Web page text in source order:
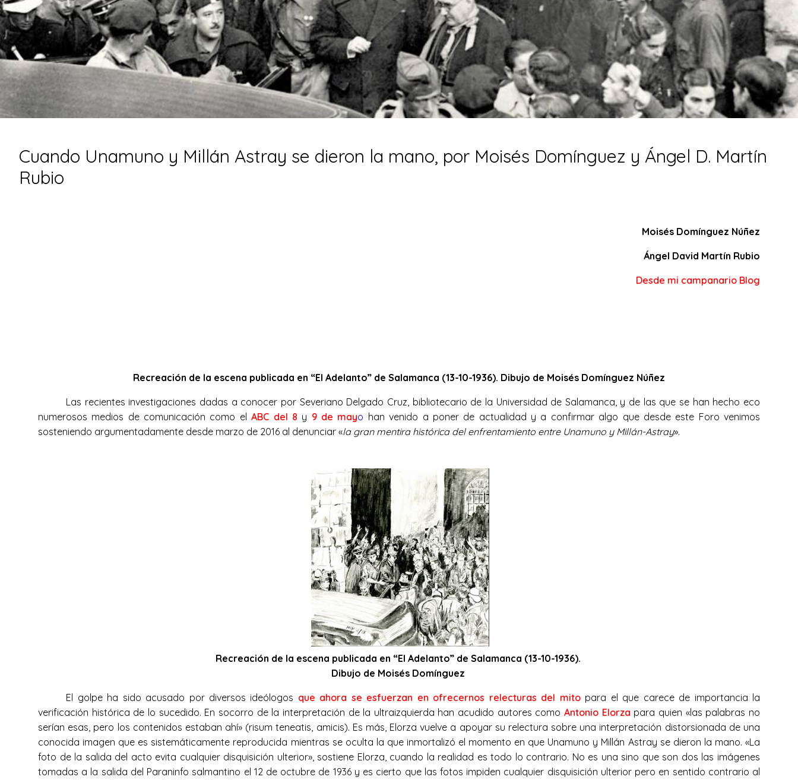
Cuando Unamuno y Millán Astray se dieron la mano, por Moisés Domínguez y Ángel D. Martín
Rubio
Moisés Domínguez Núñez
Ángel David Martín Rubio
Desde mi campanario Blog
Recreación de la escena publicada en “El Adelanto” de Salamanca (13-10-1936). Dibujo de Moisés Domínguez Núñez
Las recientes investigaciones dadas a conocer por Severiano Delgado Cruz, bibliotecario de la Universidad de Salamanca, y de las que se han hecho eco
numerosos medios de comunicación como elABC del 8 y 9 de mayo han venido a poner de actualidad y a confirmar algo que desde este Foro venimos
sosteniendo argumentadamente desde marzo de 2016 al denunciar «la gran mentira histórica del enfrentamiento entre Unamuno y Millán-Astray».
Recreación de la escena publicada en “El Adelanto” de Salamanca (13-10-1936).
Dibujo de Moisés Domínguez
El golpe ha sido acusado por diversos ideólogos que ahora se esfuerzan en ofrecernos relecturas del mitopara el que carece de importancia la
verificación histórica de lo sucedido. En socorro de la interpretación de la ultraizquierda han acudido autores comoAntonio Elorza para quien «las palabras no
serían esas, pero los contenidos estaban ahí» (risum teneatis, amicis). Es más, Elorza vuelve a apoyar su relectura sobre una interpretación distorsionada de una
conocida imagen que es sistemáticamente reproducida mientras se oculta la que inmortalizó el momento en que Unamuno y Millán Astray se dieron la mano. «La
foto de la salida del acto evita cualquier disquisición ulterior», sostiene Elorza, cuando la realidad es todo lo contrario. No es una sino que son dos las imágenes
tomadas a la salida del Paraninfo salmantino el 12 de octubre de 1936 y es cierto que las fotos impiden cualquier disquisición ulterior pero en sentido contrario al